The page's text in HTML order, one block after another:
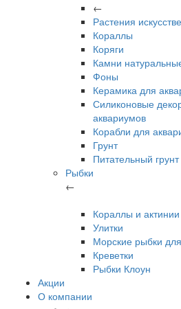
←
Растения
Кораллы
Коряги
Камни
Фоны
Керамика для
Силиконовые
аквариумов
Корабли для
Грунт
Питательный грунт
Рыбки
←
Кораллы и актинии
Улитки
Морские рыбки
Креветки
Рыбки Клоун
Акции
О компании